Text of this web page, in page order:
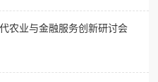
农业与金融服务创新研讨会